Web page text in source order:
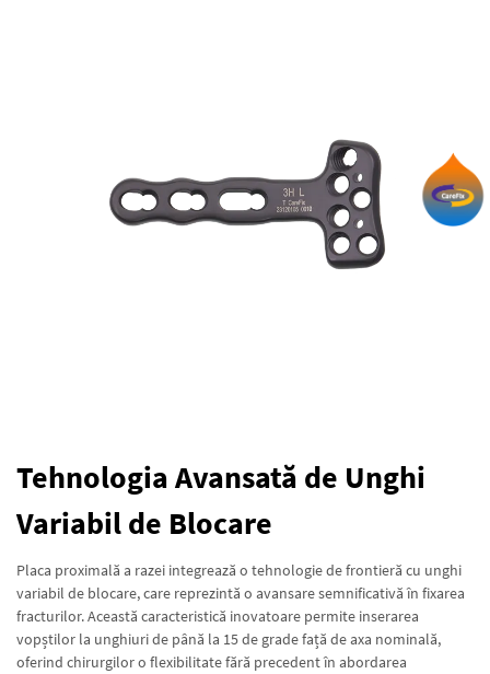
Tehnologia Avansată de Unghi
Variabil de Blocare
Placa proximală a razei integrează o tehnologie de frontieră cu unghi
variabil de blocare, care reprezintă o avansare semnificativă în fixarea
fracturilor. Această caracteristică inovatoare permite inserarea
vopștilor la unghiuri de până la 15 de grade față de axa nominală,
oferind chirurgilor o flexibilitate fără precedent în abordarea